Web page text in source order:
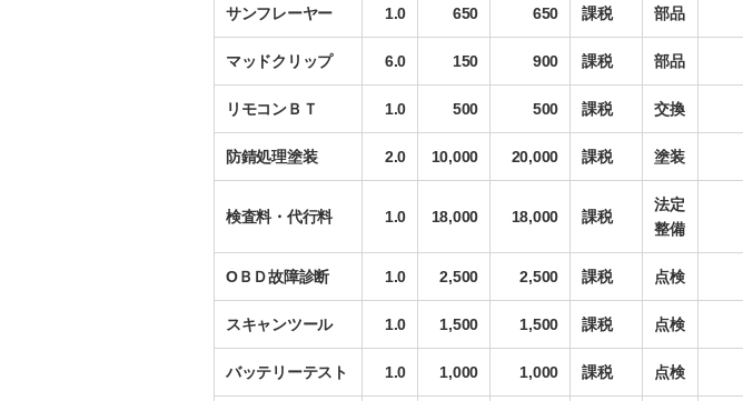
サンフレーヤー 1.0 650 650 課税 部品
マッドクリップ 6.0 150 900 課税 部品
リモコンＢＴ 1.0 500 500 課税 交換
防錆処理塗装 2.0 10,000 20,000 課税 塗装
検査料・代行料 1.0 18,000 18,000 課税
法定
整備
ОＢＤ故障診断 1.0 2,500 2,500 課税 点検
スキャンツール 1.0 1,500 1,500 課税 点検
バッテリーテスト 1.0 1,000 1,000 課税 点検